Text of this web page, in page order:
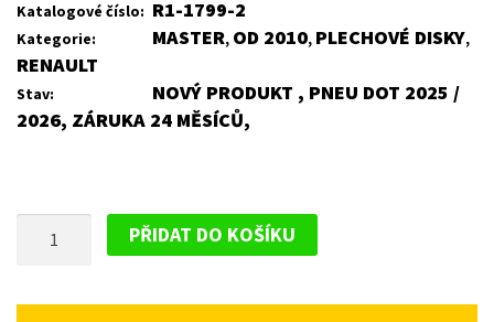
Katalogové číslo: R1-1799-2
Kategorie: MASTER, OD 2010, PLECHOVÉ DISKY,
RENAULT
Stav:
NOVÝ PRODUKT , PNEU DOT 2025 /
2026, ZÁRUKA 24 MĚSÍCŮ,
RENAULT
PŘIDAT DO KOŠÍKU